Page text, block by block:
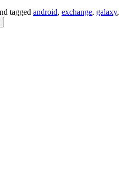
tagged android, exchange, galaxy,